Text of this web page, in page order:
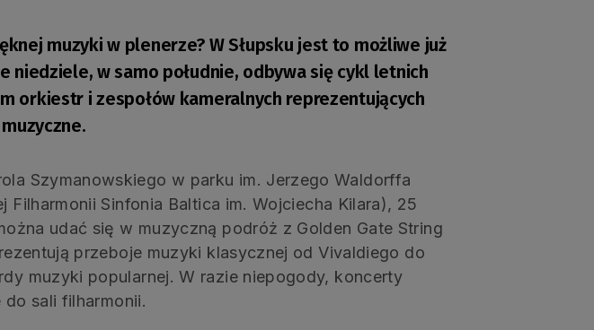
muzyki w plenerze? W Słupsku jest to możliwe już
niedziele, w samo południe, odbywa się cykl letnich
orkiestr i zespołów kameralnych reprezentujących
Szymanowskiego w parku im. Jerzego Waldorffa
Filharmonii Sinfonia Baltica im. Wojciecha Kilara), 25
udać się w muzyczną podróż z Golden Gate String
przeboje muzyki klasycznej od Vivaldiego do
muzyki popularnej. W razie niepogody, koncerty
sali filharmonii.